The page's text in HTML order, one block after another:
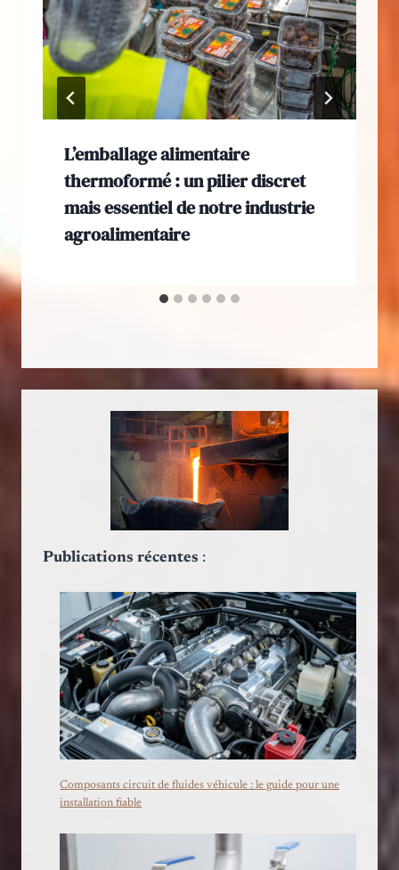
L’emballage alimentaire
thermoformé : un pilier discret
mais essentiel de notre industrie
agroalimentaire
Publications récentes :
Composants circuit de fluides véhicule : le guide pour une
installation fiable